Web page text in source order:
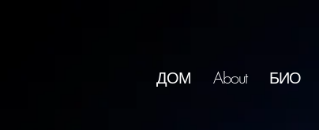
ДОМ About БИО